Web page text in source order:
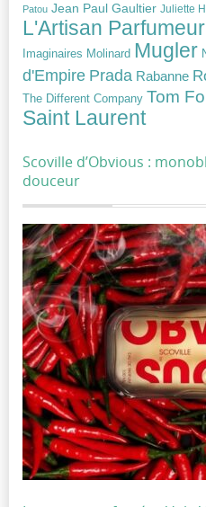
Patou Jean Paul Gaultier Juliette
L'Artisan Parfumeur
Imaginaires Molinard Mugler
d'Empire Prada Rabanne
The Different Company Tom
Saint Laurent
Scoville d’Obvious :
douceur